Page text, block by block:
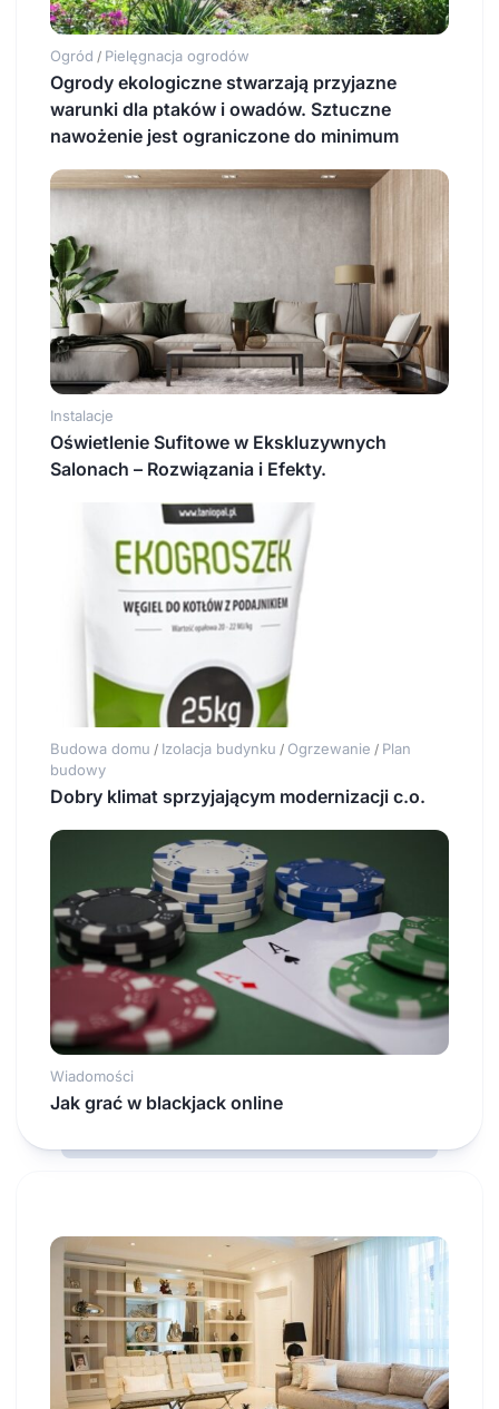
Ogród / Pielęgnacja ogrodów
Ogrody ekologiczne stwarzają przyjazne
warunki dla ptaków i owadów. Sztuczne
nawożenie jest ograniczone do minimum
Instalacje
Oświetlenie Sufitowe w Ekskluzywnych
Salonach – Rozwiązania i Efekty.
Budowa domu / Izolacja budynku / Ogrzewanie / Plan
budowy
Dobry klimat sprzyjającym modernizacji c.o.
Wiadomości
Jak grać w blackjack online